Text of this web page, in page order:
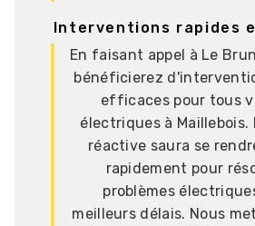
Interventions rapides
En faisant appel à Le
bénéficierez
efficaces pour tous
électriques à Maillebois.
réactive saura se
rapidement pour
problèmes
meilleurs délais. Nous